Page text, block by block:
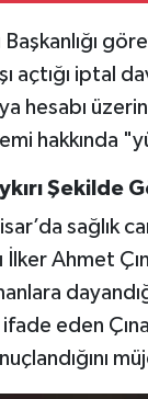
Başkanlığı
açtığı iptal
hesabı
hakkında
Şekilde
sağlık
İlker Ahmet
ifade eden